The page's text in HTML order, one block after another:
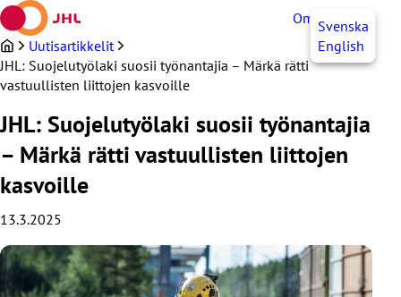
Siirry
sisältöön
OmaJHLSvenska
English
Uutisartikkelit
JHL: Suojelutyölaki suosii työnantajia – Märkä rätti
vastuullisten liittojen kasvoille
JHL: Suojelutyölaki suosii työnantajia
– Märkä rätti vastuullisten liittojen
kasvoille
13.3.2025